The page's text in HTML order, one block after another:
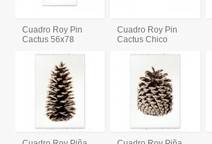
Cuadro Roy Pin
Cactus 56x78
Cuadro Roy Pin
Cactus Chico